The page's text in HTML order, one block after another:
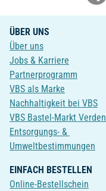
ÜBER UNS
Über uns
Jobs & Karriere
Partnerprogramm
VBS als Marke
Nachhaltigkeit bei VBS
VBS Bastel-Markt Verden
Entsorgungs- &
Umweltbestimmungen
EINFACH BESTELLEN
Online-Bestellschein